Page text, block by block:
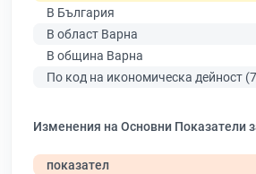
В България
В област Варна
В община Варна
По код на икономическа дейност
Изменения на Основни Показатели
показател